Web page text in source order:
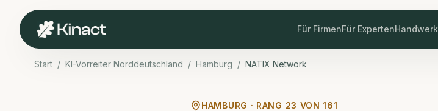
Für FirmenFür ExpertenHandwerk
Start / KI-Vorreiter Norddeutschland / Hamburg / NATIX Network
HAMBURG · RANG 23 VON161